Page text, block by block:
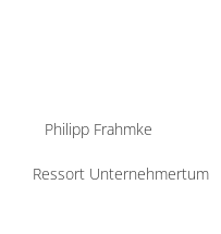
Frahmke
Ressort Unternehmertum